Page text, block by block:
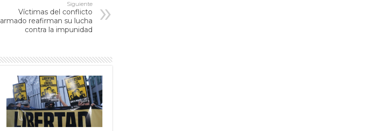
Siguiente
Víctimas del conflicto
armado reafirman su lucha
contra la impunidad